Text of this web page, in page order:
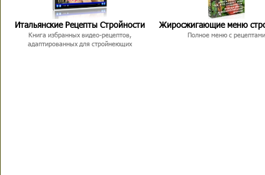
Итальянские Рецепты Стройности
Книга избранных видео-рецептов,
адаптированных для стройнеющих
Жиросжигающие меню
Полное меню с рецептами